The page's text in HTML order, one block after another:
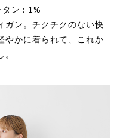
ン : 1%
ガン。チクチクのない快
やかに着られて、これか